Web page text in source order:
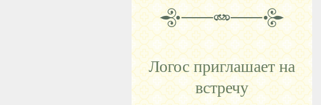
Логос приглашает на
встречу